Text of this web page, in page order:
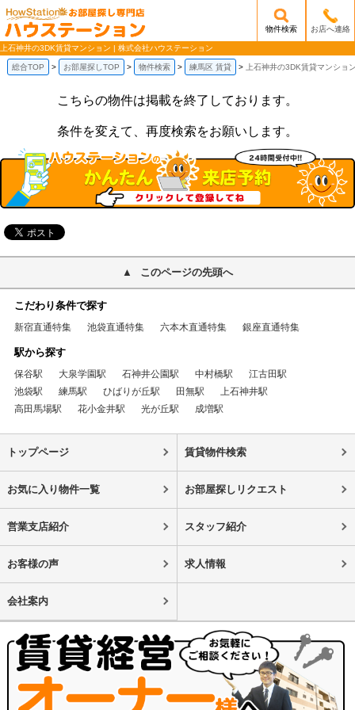
/mobile_img/head-logo.png
物件検索 お店へ連絡
上石神井の3DK賃貸マンション | 株式会社ハウステーション
総合TOP お部屋探しTOP 物件検索 練馬区 賃貸 上石神井の3DK賃貸マンショ
こちらの物件は掲載を終了しております。
条件を変えて、再度検索をお願いします。
このページの先頭へ
こだわり条件で探す
新宿直通特集 池袋直通特集 六本木直通特集 銀座直通特集
駅から探す
保谷駅 大泉学園駅 石神井公園駅 中村橋駅
江古田駅
池袋駅
練馬駅 ひばりが丘駅 田無駅
上石神井駅
高田馬場駅
花小金井駅 光が丘駅 成増駅
トップページ 賃貸物件検索
お気に入り物件一覧 お部屋探しリクエスト
営業支店紹介 スタッフ紹介
お客様の声 求人情報
会社案内